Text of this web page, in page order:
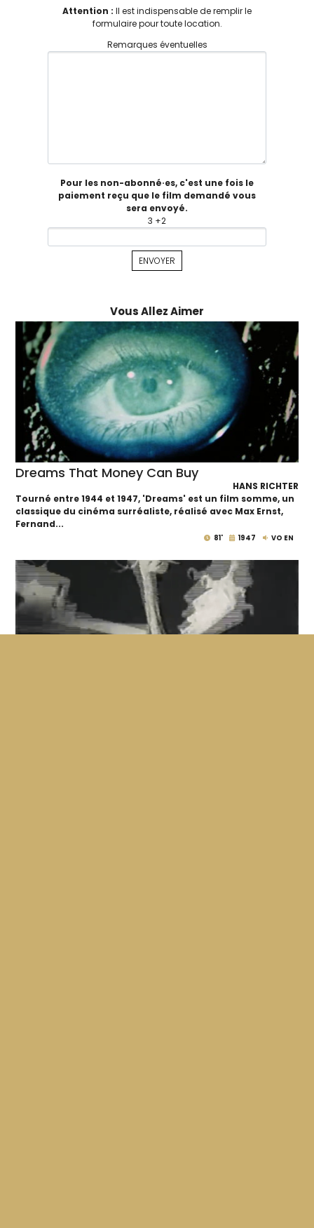
Attention : Il est indispensable de remplir le
formulaire pour toute location.
Remarques éventuelles
Pour les non-abonné·es, c'est une fois le
paiement reçu que le film demandé vous
sera envoyé.
3 +2
Vous Allez Aimer
Dreams That Money Can Buy
HANS RICHTER
Tourné entre 1944 et 1947, 'Dreams' est un film somme, un
classique du cinéma surréaliste, réalisé avec Max Ernst,
Fernand...
81' 1947 VO EN